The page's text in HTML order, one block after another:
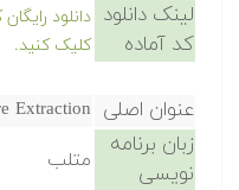
لینک دانلود
کد آماده
کلیک کنید.
عنوان اصلی Extraction
زبان برنامه
نویسی
متلب